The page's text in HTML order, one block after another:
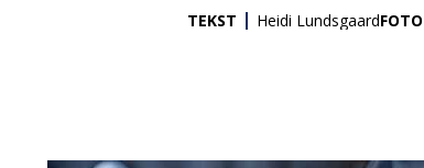
TEKST Heidi LundsgaardFOTO